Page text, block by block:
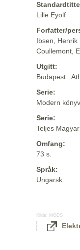
Lille Eyolf
Forfatter/
Ibsen, Henrik
Coullemont,
Utgitt:
Budapest :
Serie:
Modern
Serie:
Teljes
Omfang:
73 s.
Språk:
Ungarsk
Kilde: MODS